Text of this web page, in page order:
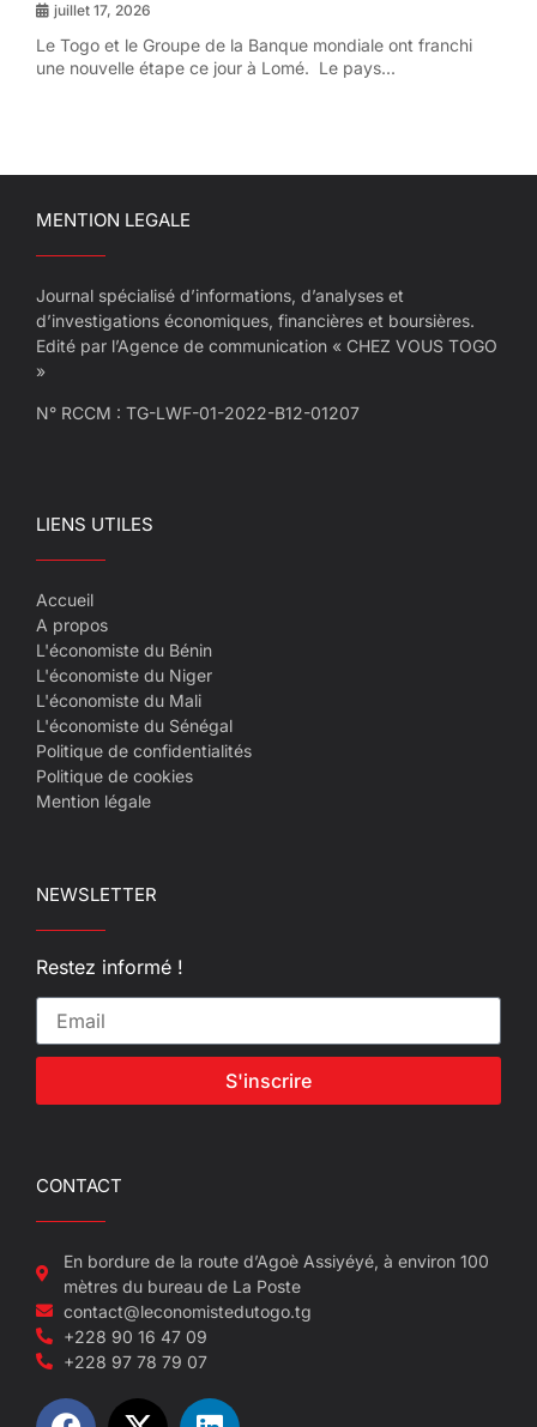
juillet 17, 2026
Le Togo et le Groupe de la Banque mondiale ont franchi
une nouvelle étape ce jour à Lomé. Le pays...
MENTION LEGALE
Journal spécialisé d’informations, d’analyses et
d’investigations économiques, financières et boursières.
Edité par l’Agence de communication « CHEZ VOUS TOGO
»
N° RCCM : TG-LWF-01-2022-B12-01207
LIENS UTILES
Accueil
A propos
L'économiste du Bénin
L'économiste du Niger
L'économiste du Mali
L'économiste du Sénégal
Politique de confidentialités
Politique de cookies
Mention légale
NEWSLETTER
Restez informé !
S'inscrire
CONTACT
En bordure de la route d’Agoè Assiyéyé, à environ 100
mètres du bureau de La Poste
contact@leconomistedutogo.tg
+228 90 16 47 09
+228 97 78 79 07